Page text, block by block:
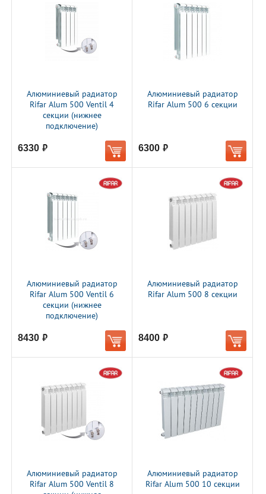
Алюминиевый радиатор
Rifar Alum 500 Ventil 4
секции (нижнее
подключение)
6330 руб.
Алюминиевый радиатор
Rifar Alum 500 6 секции
6300 руб.
Алюминиевый радиатор
Rifar Alum 500 Ventil 6
секции (нижнее
подключение)
8430 руб.
Алюминиевый радиатор
Rifar Alum 500 8 секции
8400 руб.
Алюминиевый радиатор
Rifar Alum 500 Ventil 8
Алюминиевый радиатор
Rifar Alum 500 10 секции